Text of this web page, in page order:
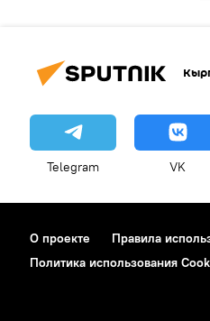
Telegram VK
О проекте Правила
Политика использования